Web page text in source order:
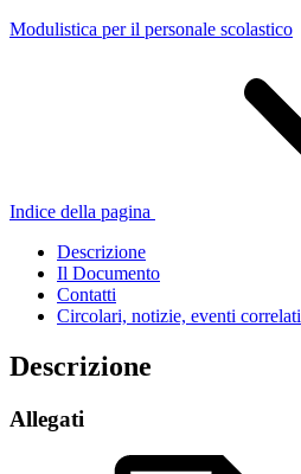
Modulistica per il personale scolastico
Indice della pagina
Descrizione
Il Documento
Contatti
Circolari, notizie, eventi correlati
Descrizione
Allegati